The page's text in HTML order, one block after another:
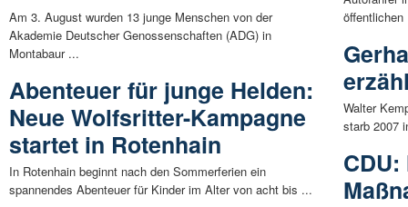
Am 3. August wurden 13 junge Menschen von der
Akademie Deutscher Genossenschaften (ADG) in
Montabaur ...
Abenteuer für junge Helden:
Neue Wolfsritter-Kampagne
startet in Rotenhain
In Rotenhain beginnt nach den Sommerferien ein
spannendes Abenteuer für Kinder im Alter von acht bis ...
Walter
starb 2007